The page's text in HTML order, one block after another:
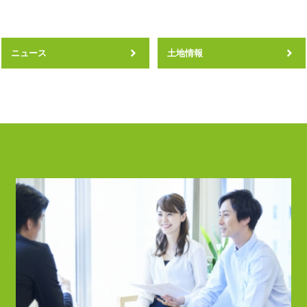
ニュース 土地情報